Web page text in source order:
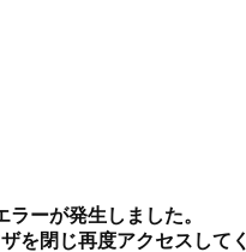
ラーが発生しました。
を閉じ再度アクセスしてく